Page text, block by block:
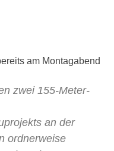
am Montagabend
zwei 155-Meter-
an der
ordnerweise